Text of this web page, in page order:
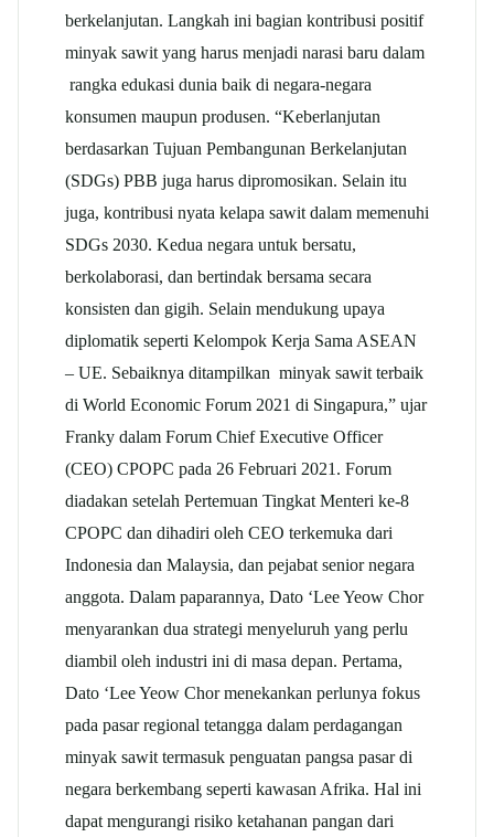
berkelanjutan. Langkah ini bagian kontribusi positif
minyak sawit yang harus menjadi narasi baru dalam
rangka edukasi dunia baik di negara-negara
konsumen maupun produsen. “Keberlanjutan
berdasarkan Tujuan Pembangunan Berkelanjutan
(SDGs) PBB juga harus dipromosikan. Selain itu
juga, kontribusi nyata kelapa sawit dalam memenuhi
SDGs 2030. Kedua negara untuk bersatu,
berkolaborasi, dan bertindak bersama secara
konsisten dan gigih. Selain mendukung upaya
diplomatik seperti Kelompok Kerja Sama ASEAN
– UE. Sebaiknya ditampilkan minyak sawit terbaik
di World Economic Forum 2021 di Singapura,” ujar
Franky dalam Forum Chief Executive Officer
(CEO) CPOPC pada 26 Februari 2021. Forum
diadakan setelah Pertemuan Tingkat Menteri ke-8
CPOPC dan dihadiri oleh CEO terkemuka dari
Indonesia dan Malaysia, dan pejabat senior negara
anggota. Dalam paparannya, Dato ‘Lee Yeow Chor
menyarankan dua strategi menyeluruh yang perlu
diambil oleh industri ini di masa depan. Pertama,
Dato ‘Lee Yeow Chor menekankan perlunya fokus
pada pasar regional tetangga dalam perdagangan
minyak sawit termasuk penguatan pangsa pasar di
negara berkembang seperti kawasan Afrika. Hal ini
dapat mengurangi risiko ketahanan pangan dari